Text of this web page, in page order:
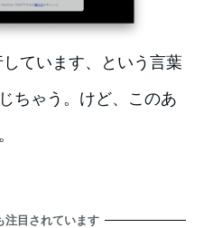
ています、という言葉
ちゃう。けど、このあ
注目されています